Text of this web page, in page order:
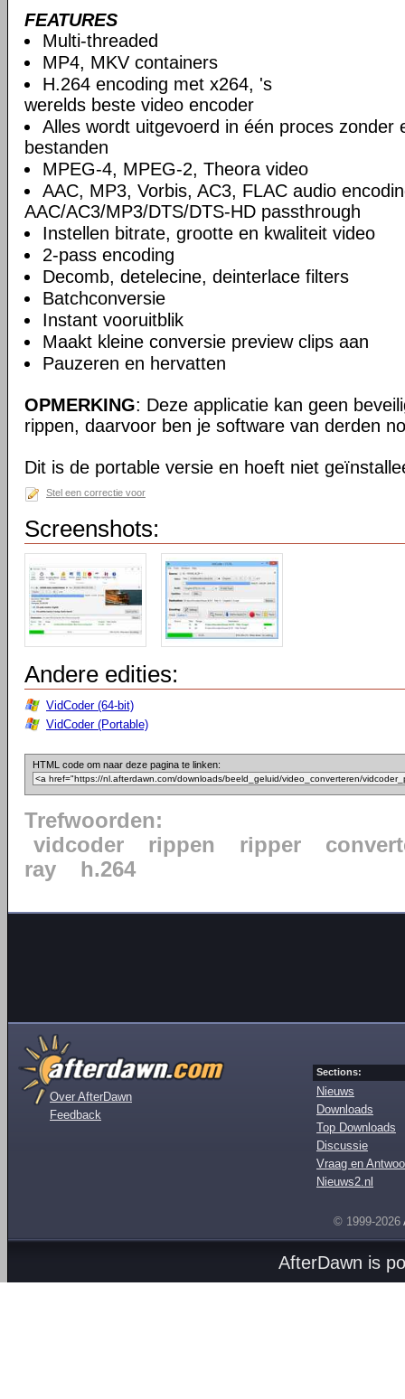
FEATURES
Multi-threaded
MP4, MKV containers
H.264 encoding met x264, 's
werelds beste video encoder
Alles wordt uitgevoerd in één proces zonder
bestanden
MPEG-4, MPEG-2, Theora video
AAC, MP3, Vorbis, AC3, FLAC audio
AAC/AC3/MP3/DTS/DTS-HD passthrough
Instellen bitrate, grootte en kwaliteit video
2-pass encoding
Decomb, detelecine, deinterlace filters
Batchconversie
Instant vooruitblik
Maakt kleine conversie preview clips aan
Pauzeren en hervatten
OPMERKING: Deze applicatie kan geen
rippen, daarvoor ben je software van derden
Dit is de portable versie en hoeft niet
Stel een correctie voor
Screenshots:
Andere edities:
VidCoder (64-bit)
VidCoder (Portable)
HTML code om naar deze pagina te linken:
Trefwoorden:
vidcoder
rippen ripper
ray
h.264
Over AfterDawn
Feedback
Sections:
Nieuws
Downloads
Top Downloads
Discussie
Vraag en
Nieuws2.nl
© 1999-2026
AfterDawn is